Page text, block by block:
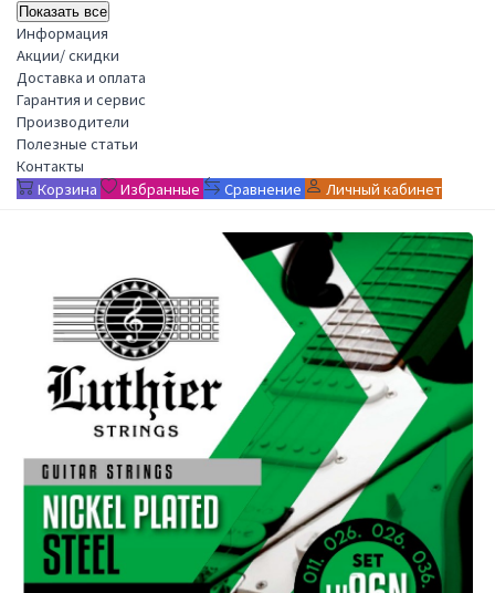
Показать все
Информация
Акции/ скидки
Доставка и оплата
Гарантия и сервис
Производители
Полезные статьи
Контакты
Корзина
Избранные Сравнение Личный кабинет